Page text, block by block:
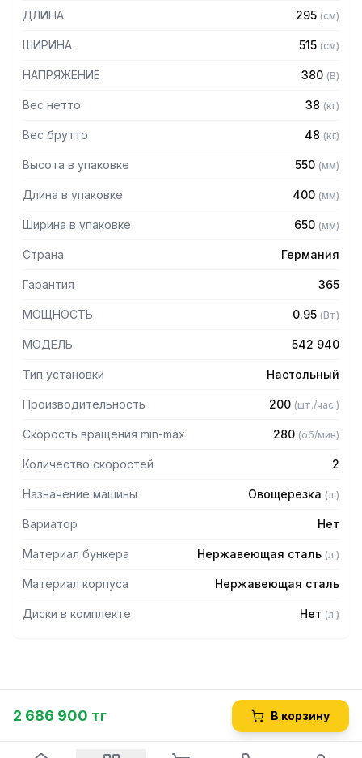
овощей
- Большое загрузочное отверстие 100х197 мм
- Цилиндрическое загрузочное отверстие диам. 60 мм
- Мощный двигатель с защитой от перегрузки для
ДЛИНА 295 (см)
ШИРИНА 515 (см)
НАПРЯЖЕНИЕ 380 (В)
Вес нетто 38 (кг)
Вес брутто 48 (кг)
Высота в упаковке 550 (мм)
Длина в упаковке 400 (мм)
Ширина в упаковке 650 (мм)
Страна Германия
Гарантия 365
МОЩНОСТЬ 0.95 (Вт)
МОДЕЛЬ 542 940
Тип установки Настольный
Производительность 200 (шт./час.)
Скорость вращения min-max 280 (об/мин)
Количество скоростей 2
Назначение машины Овощерезка (л.)
Вариатор Нет
Материал бункера Нержавеющая сталь (л.)
Материал корпуса Нержавеющая сталь
Диски в комплекте Нет (л.)
2 686 900 тг В корзину